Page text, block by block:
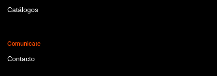
Catálogos
Comunicate
Contacto